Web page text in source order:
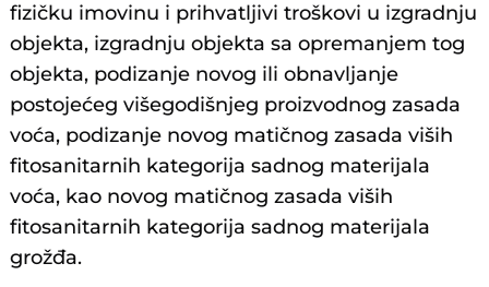
fizičku imovinu i prihvatljivi troškovi u izgradnju
objekta, izgradnju objekta sa opremanjem tog
objekta, podizanje novog ili obnavljanje
postojećeg višegodišnjeg proizvodnog zasada
voća, podizanje novog matičnog zasada viših
fitosanitarnih kategorija sadnog materijala
voća, kao novog matičnog zasada viših
fitosanitarnih kategorija sadnog materijala
grožđa.